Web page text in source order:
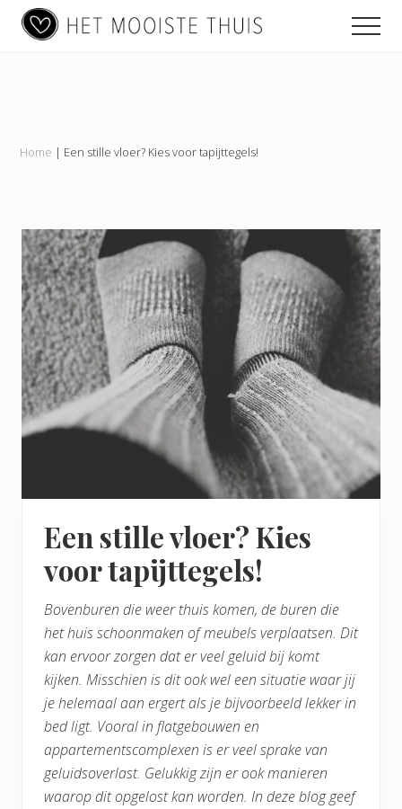
Menu
Skip
Skip
Skip
Main
navigation
Home | Een stille vloer? Kies voor tapijttegels!
Een stille vloer? Kies
voor tapijttegels!
Bovenburen die weer thuis komen, de buren die
het huis schoonmaken of meubels verplaatsen. Dit
kan ervoor zorgen dat er veel geluid bij komt
kijken. Misschien is dit ook wel een situatie waar jij
je helemaal aan ergert als je bijvoorbeeld lekker in
bed ligt. Vooral in flatgebouwen en
appartementscomplexen is er veel sprake van
geluidsoverlast. Gelukkig zijn er ook manieren
waarop dit opgelost kan worden. In deze blog geef